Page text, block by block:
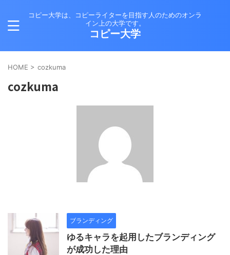
コピー大学は、コピーライターを目指す人のためのオンラ
イン上の大学です。
コピー大学
HOME > cozkuma
cozkuma
ブランディング
ゆるキャラを起用したブランディング
が成功した理由